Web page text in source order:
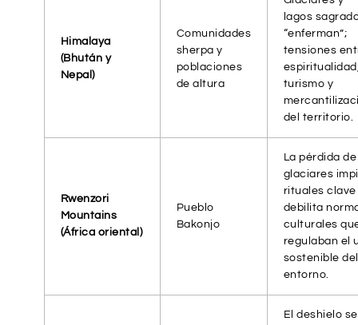
Himalaya
(Bhután y
Nepal)
Comunidades
sherpa y
poblaciones
de altura
lagos
“enferman”;
tensiones
turismo y
del territorio.
Rwenzori
Mountains
(África oriental)
Pueblo
Bakonjo
La pérdida de
glaciares
rituales clave
debilita
culturales
regulaban el
sostenible del
entorno.
El deshielo se